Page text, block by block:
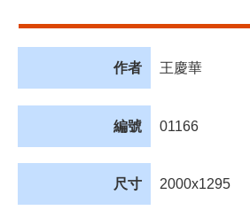
作者 王慶華
編號 01166
尺寸 2000x1295